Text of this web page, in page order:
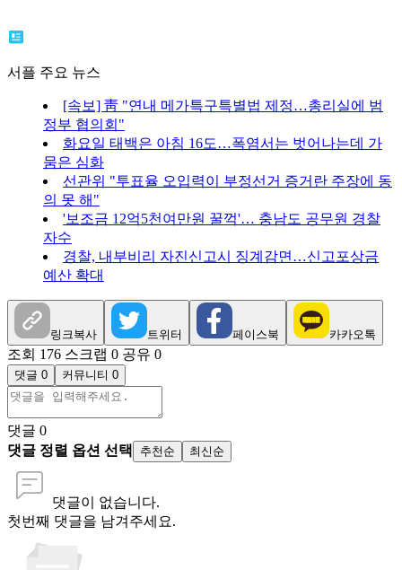
서플 주요 뉴스
[속보] 靑 "연내 메가특구특별법 제정…총리실에 범
정부 협의회"
화요일 태백은 아침 16도…폭염서는 벗어나는데 가
뭄은 심화
선관위 "투표율 오입력이 부정선거 증거란 주장에 동
의 못 해"
'보조금 12억5천여만원 꿀꺽'… 충남도 공무원 경찰
자수
경찰, 내부비리 자진신고시 징계감면…신고포상금
예산 확대
링크복사 트위터 페이스북 카카오톡
조회 176 스크랩 0 공유 0
댓글 0 커뮤니티 0
댓글 0
댓글 정렬 옵션 선택
추천순 최신순
댓글이 없습니다.
첫번째 댓글을 남겨주세요.